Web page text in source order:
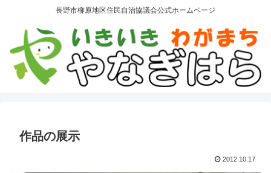
長野市柳原地区住民自治協議会公式ホームページ
作品の展示
2012.10.17